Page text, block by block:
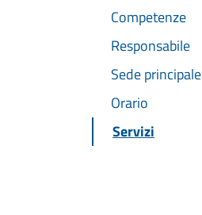
Competenze
Responsabile
Sede principale
Orario
Servizi